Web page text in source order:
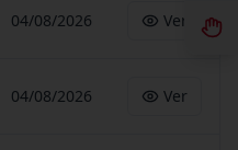
04/08/2026 Ver
04/08/2026 Ver